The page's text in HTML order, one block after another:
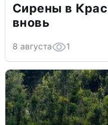
Сирены в
вновь
8 августа 1